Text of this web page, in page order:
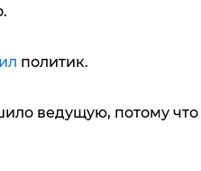
политик.
ведущую, потому что